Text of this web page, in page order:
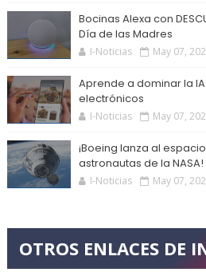
Bocinas Alexa con
Día de las Madres
I-Noticias May 07,
Aprende a dominar la
electrónicos
I-Noticias May 07,
¡Boeing lanza al
astronautas de la NASA!
I-Noticias May 07,